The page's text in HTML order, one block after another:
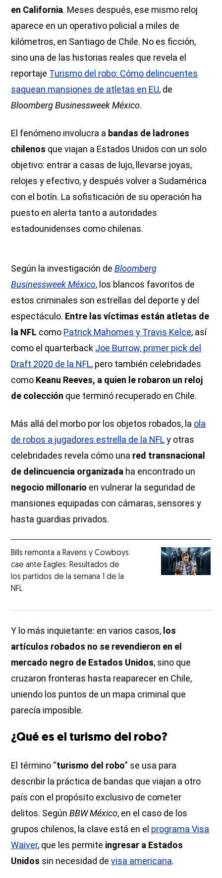
en California. Meses después, ese mismo reloj
aparece en un operativo policial a miles de
kilómetros, en Santiago de Chile. No es ficción,
sino una de las historias reales que revela el
reportaje Turismo del robo: Cómo delincuentes
saquean mansiones de atletas en EU, de
Bloomberg Businessweek México.
El fenómeno involucra a bandas de ladrones
chilenos que viajan a Estados Unidos con un solo
objetivo: entrar a casas de lujo, llevarse joyas,
relojes y efectivo, y después volver a Sudamérica
con el botín. La sofisticación de su operación ha
puesto en alerta tanto a autoridades
estadounidenses como chilenas.
Según la investigación deBloomberg
Businessweek México, los blancos favoritos de
estos criminales son estrellas del deporte y del
espectáculo. Entre las víctimas están atletas de
la NFL como Patrick Mahomes y Travis Kelce, así
como el quarterback Joe Burrow, primer pick del
Draft 2020 de la NFL, pero también celebridades
como Keanu Reeves, a quien le robaron un reloj
de colección que terminó recuperado en Chile.
Más allá del morbo por los objetos robados, la ola
de robos a jugadores estrella de la NFLy otras
celebridades revela cómo una red transnacional
de delincuencia organizada ha encontrado un
negocio millonario en vulnerar la seguridad de
mansiones equipadas con cámaras, sensores y
hasta guardias privados.
Bills remonta a Ravens y Cowboys
cae ante Eagles: Resultados de
los partidos de la semana 1 de la
NFL
Y lo más inquietante: en varios casos, los
artículos robados no se revendieron en el
mercado negro de Estados Unidos, sino que
cruzaron fronteras hasta reaparecer en Chile,
uniendo los puntos de un mapa criminal que
parecía imposible.
¿Qué es el turismo del robo?
El término “turismo del robo” se usa para
describir la práctica de bandas que viajan a otro
país con el propósito exclusivo de cometer
delitos. SegúnBBW México, en el caso de los
grupos chilenos, la clave está en el programa Visa
Waiver, que les permite ingresar a Estados
Unidos sin necesidad devisa americana.